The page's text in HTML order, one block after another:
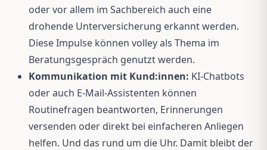
oder vor allem im Sachbereich auch eine
drohende Unterversicherung erkannt werden.
Diese Impulse können volley als Thema im
Beratungsgespräch genutzt werden.
Kommunikation mit Kund:innen: KI-Chatbots
oder auch E-Mail-Assistenten können
Routinefragen beantworten, Erinnerungen
versenden oder direkt bei einfacheren Anliegen
helfen. Und das rund um die Uhr. Damit bleibt der